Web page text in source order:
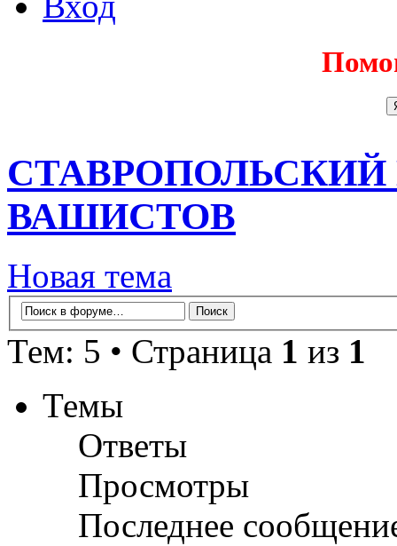
СТАВРОПОЛЬСКИЙ
ВАШИСТОВ
Новая тема
Тем: 5 • Страница 1 из 1
Темы
Ответы
Просмотры
Последнее